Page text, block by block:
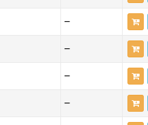
—
—
—
—